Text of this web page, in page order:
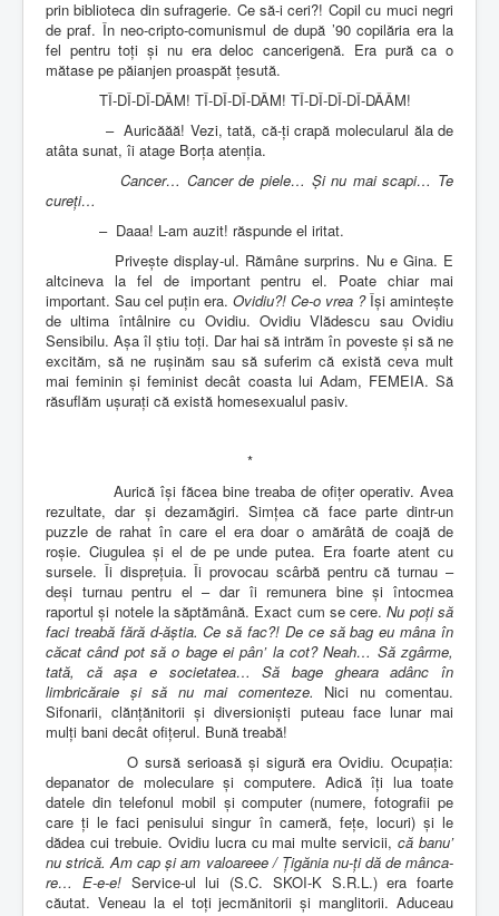
prin biblioteca din sufragerie. Ce să-i ceri?! Copil cu muci negri
de praf. În neo-cripto-comunismul de după ’90 copilăria era la
fel pentru toți și nu era deloc cancerigenă. Era pură ca o
mătase pe păianjen proaspăt țesută.
TÎ-DÎ-DÎ-DÂM! TÎ-DÎ-DÎ-DÂM! TÎ-DÎ-DÎ-DÎ-DÂÂM!
– Auricăăă! Vezi, tată, că-ți crapă molecularul ăla de
atâta sunat, îi atage Borța atenția.
Cancer… Cancer de piele… Și nu mai scapi… Te
cureți…
– Daaa! L-am auzit! răspunde el iritat.
Privește display-ul. Rămâne surprins. Nu e Gina. E
altcineva la fel de important pentru el. Poate chiar mai
important. Sau cel puțin era. Ovidiu?! Ce-o vrea ?Își amintește
de ultima întâlnire cu Ovidiu. Ovidiu Vlădescu sau Ovidiu
Sensibilu. Așa îl știu toți. Dar hai să intrăm în poveste și să ne
excităm, să ne rușinăm sau să suferim că există ceva mult
mai feminin și feminist decât coasta lui Adam, FEMEIA. Să
răsuflăm ușurați că există homesexualul pasiv.
*
Aurică își făcea bine treaba de ofițer operativ. Avea
rezultate, dar și dezamăgiri. Simțea că face parte dintr-un
puzzle de rahat în care el era doar o amărâtă de coajă de
roșie. Ciugulea și el de pe unde putea. Era foarte atent cu
sursele. Îi disprețuia. Îi provocau scârbă pentru că turnau –
deși turnau pentru el – dar îi remunera bine și întocmea
raportul și notele la săptămână. Exact cum se cere.Nu poți să
faci treabă fără d-ăștia. Ce să fac?! De ce să bag eu mâna în
căcat când pot să o bage ei pân’ la cot? Neah… Să zgârme,
tată, că așa e societatea… Să bage gheara adânc în
limbricăraie și să nu mai comenteze. Nici nu comentau.
Sifonarii, clănțănitorii și diversioniști puteau face lunar mai
mulți bani decât ofițerul. Bună treabă!
O sursă serioasă și sigură era Ovidiu. Ocupația:
depanator de moleculare și computere. Adică îți lua toate
datele din telefonul mobil și computer (numere, fotografii pe
care ți le faci penisului singur în cameră, fețe, locuri) și le
dădea cui trebuie. Ovidiu lucra cu mai multe servicii,că banu’
nu strică. Am cap și am valoareee / Țigănia nu-ți dă de mânca-
re… E-e-e!Service-ul lui (S.C. SKOI-K S.R.L.) era foarte
căutat. Veneau la el toți jecmănitorii și manglitorii. Aduceau